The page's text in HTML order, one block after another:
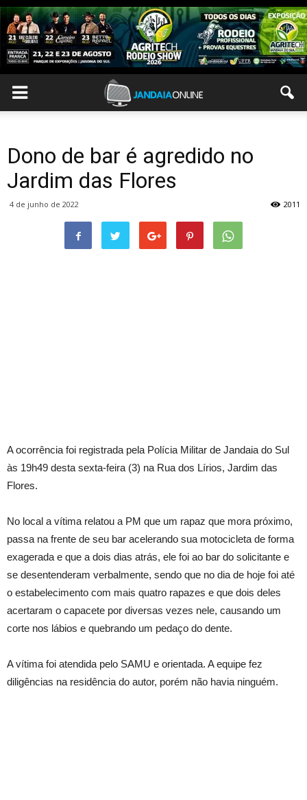
Dono de bar é agredido no
Jardim das Flores
4 de junho de 2022 2011
A ocorrência foi registrada pela Polícia Militar de Jandaia do Sul
às 19h49 desta sexta-feira (3) na Rua dos Lírios, Jardim das
Flores.
No local a vítima relatou a PM que um rapaz que mora próximo,
passa na frente de seu bar acelerando sua motocicleta de forma
exagerada e que a dois dias atrás, ele foi ao bar do solicitante e
se desentenderam verbalmente, sendo que no dia de hoje foi até
o estabelecimento com mais quatro rapazes e que dois deles
acertaram o capacete por diversas vezes nele, causando um
corte nos lábios e quebrando um pedaço do dente.
A vítima foi atendida pelo SAMU e orientada. A equipe fez
diligências na residência do autor, porém não havia ninguém.